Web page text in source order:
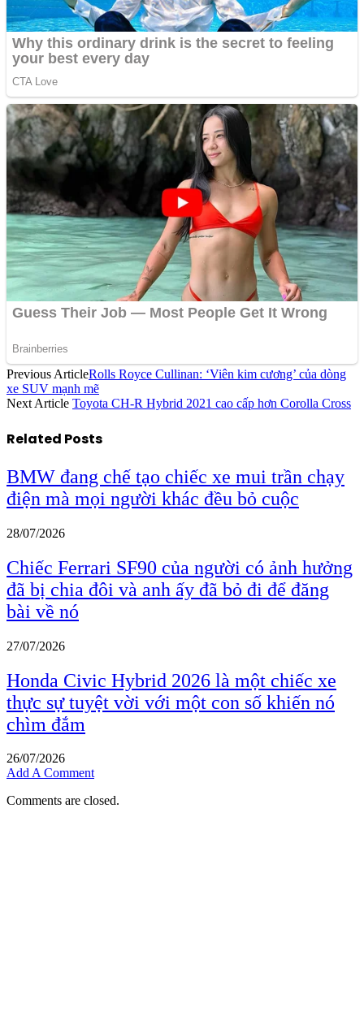
Previous ArticleRolls Royce Cullinan: ‘Viên kim cương’ của dòng
xe SUV mạnh mẽ
Next Article Toyota CH-R Hybrid 2021 cao cấp hơn Corolla Cross
Related Posts
BMW đang chế tạo chiếc xe mui trần chạy
điện mà mọi người khác đều bỏ cuộc
28/07/2026
Chiếc Ferrari SF90 của người có ảnh hưởng
đã bị chia đôi và anh ấy đã bỏ đi để đăng
bài về nó
27/07/2026
Honda Civic Hybrid 2026 là một chiếc xe
thực sự tuyệt vời với một con số khiến nó
chìm đắm
26/07/2026
Add A Comment
Comments are closed.